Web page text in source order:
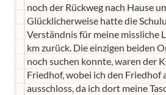
noch der Rückweg nach Hause
Glücklicherweise hatte die
Verständnis für meine missliche
km zurück. Die einzigen beiden
noch suchen konnte, waren der
Friedhof, wobei ich den Friedhof
ausschloss, da ich dort meine